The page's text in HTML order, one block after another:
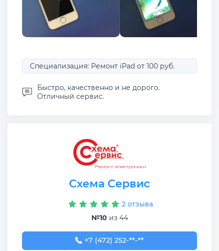
Специализация: Ремонт iPad от 100 руб.
Быстро, качественно и не дорого.
Отличный сервис.
Схема Сервис
2 отзыва
№10 из 44
+7 (472) 252-52-52
+7 (472) 252-**-**